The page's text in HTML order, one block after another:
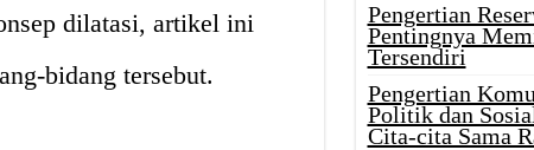
dilatasi, artikel ini
bidang tersebut.
Pengertian
Pentingnya
Tersendiri
Pengertian
Politik dan
Cita-cita Sama